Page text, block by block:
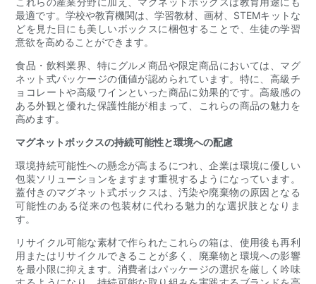
最適です。学校や教育機関は、学習教材、画材、STEMキットな
どを見た目にも美しいボックスに梱包することで、生徒の学習
意欲を高めることができます。
食品・飲料業界、特にグルメ商品や限定商品においては、マグ
ネット式パッケージの価値が認められています。特に、高級チ
ョコレートや高級ワインといった商品に効果的です。高級感の
ある外観と優れた保護性能が相まって、これらの商品の魅力を
高めます。
マグネットボックスの持続可能性と環境への配慮
環境持続可能性への懸念が高まるにつれ、企業は環境に優しい
包装ソリューションをますます重視するようになっています。
蓋付きのマグネット式ボックスは、汚染や廃棄物の原因となる
可能性のある従来の包装材に代わる魅力的な選択肢となりま
す。
リサイクル可能な素材で作られたこれらの箱は、使用後も再利
用またはリサイクルできることが多く、廃棄物と環境への影響
を最小限に抑えます。消費者はパッケージの選択を厳しく吟味